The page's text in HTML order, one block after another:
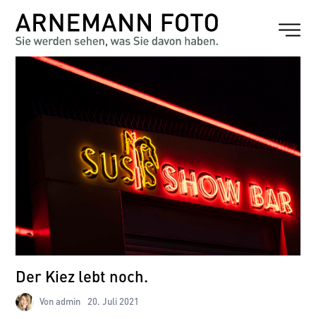
Der Kiez lebt noch.
Von admin 20. Juli 2021